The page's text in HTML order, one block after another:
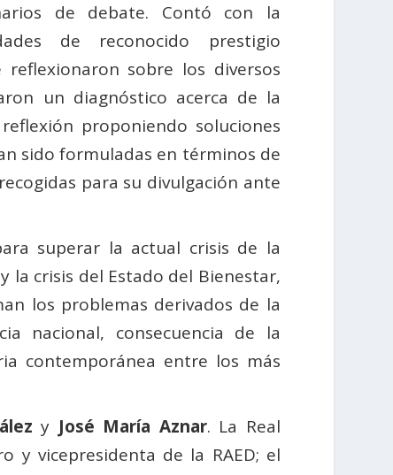
de debate. Contó con la
de reconocido prestigio
sobre los diversos
un diagnóstico acerca de la
proponiendo soluciones
sido formuladas en términos de
para su divulgación ante
superar la actual crisis de la
la crisis del Estado del Bienestar,
los problemas derivados de la
nacional, consecuencia de la
contemporánea entre los más
y José María Aznar. La Real
y vicepresidenta de la RAED; el